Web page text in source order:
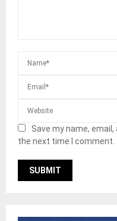
Save my name,
the next time I comment.